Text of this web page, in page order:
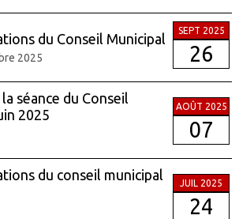
du Conseil Municipal
2025
SEPT 2025
26
séance du Conseil
2025
AOÛT 2025
07
du conseil municipal
JUIL 2025
24